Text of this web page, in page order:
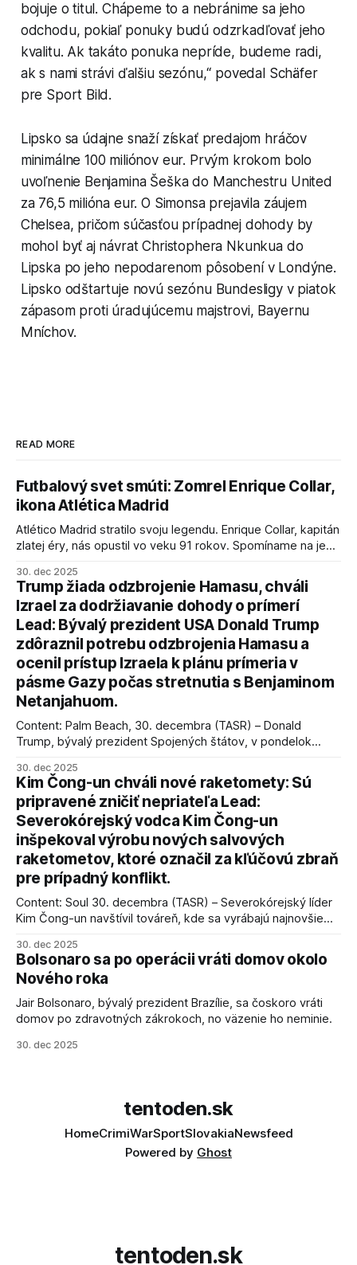
bojuje o titul. Chápeme to a nebránime sa jeho
odchodu, pokiaľ ponuky budú odzrkadľovať jeho
kvalitu. Ak takáto ponuka nepríde, budeme radi,
ak s nami strávi ďalšiu sezónu,“ povedal Schäfer
pre Sport Bild.
Lipsko sa údajne snaží získať predajom hráčov
minimálne 100 miliónov eur. Prvým krokom bolo
uvoľnenie Benjamina Šeška do Manchestru United
za 76,5 milióna eur. O Simonsa prejavila záujem
Chelsea, pričom súčasťou prípadnej dohody by
mohol byť aj návrat Christophera Nkunkua do
Lipska po jeho nepodarenom pôsobení v Londýne.
Lipsko odštartuje novú sezónu Bundesligy v piatok
zápasom proti úradujúcemu majstrovi, Bayernu
Mníchov.
READ MORE
Futbalový svet smúti: Zomrel Enrique Collar,
ikona Atlética Madrid
Atlético Madrid stratilo svoju legendu. Enrique Collar, kapitán
zlatej éry, nás opustil vo veku 91 rokov. Spomíname na jeho
30. dec 2025
Trump žiada odzbrojenie Hamasu, chváli
Izrael za dodržiavanie dohody o prímerí
Lead: Bývalý prezident USA Donald Trump
zdôraznil potrebu odzbrojenia Hamasu a
ocenil prístup Izraela k plánu prímeria v
pásme Gazy počas stretnutia s Benjaminom
Netanjahuom.
Content: Palm Beach, 30. decembra (TASR) – Donald
Trump, bývalý prezident Spojených štátov, v pondelok
kľúčové pre úspešné dosiahnutie prímeria v Gaze. Agentúra
AFP informuje, že Trump vyjadril presvedčenie, že Izrael plní
podmienky dohody o prí
30. dec 2025
Kim Čong-un chváli nové raketomety: Sú
pripravené zničiť nepriateľa Lead:
Severokórejský vodca Kim Čong-un
inšpekoval výrobu nových salvových
raketometov, ktoré označil za kľúčovú zbraň
pre prípadný konflikt.
Content: Soul 30. decembra (TASR) – Severokórejský líder
Kim Čong-un navštívil továreň, kde sa vyrábajú najnovšie
schopnosti. Informovali o tom štátne médiá KĽDR, na ktoré
sa odvoláva agentúra AFP.
30. dec 2025
Bolsonaro sa po operácii vráti domov okolo
Nového roka
Jair Bolsonaro, bývalý prezident Brazílie, sa čoskoro vráti
domov po zdravotných zákrokoch, no väzenie ho neminie.
30. dec 2025
tentoden.sk
HomeCrimiWarSportSlovakiaNewsfeed
Powered by Ghost
tentoden.sk